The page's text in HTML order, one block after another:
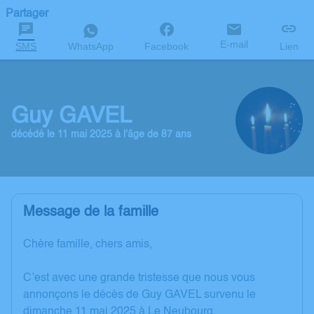
Partager
SMS WhatsApp Facebook E-mail Lien
Guy GAVEL
décédé le 11 mai 2025 à l'âge de 87 ans
Message de la famille
Chère famille, chers amis,
C’est avec une grande tristesse que nous vous
annonçons le décès de Guy GAVEL survenu le